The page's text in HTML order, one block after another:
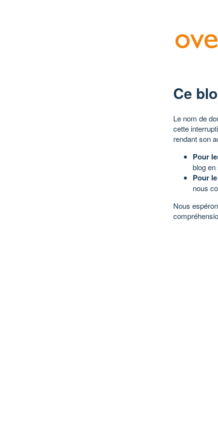
Ce
Le nom de
cette
rendant son
Pour
blog
Pour
nous
Nous